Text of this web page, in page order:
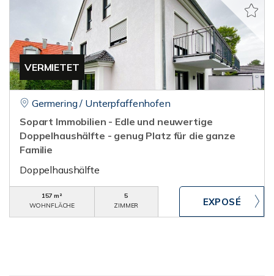
VERMIETET
Germering / Unterpfaffenhofen
Sopart Immobilien - Edle und neuwertige
Doppelhaushälfte - genug Platz für die ganze
Familie
Doppelhaushälfte
157 m²
WOHNFLÄCHE
5
ZIMMER